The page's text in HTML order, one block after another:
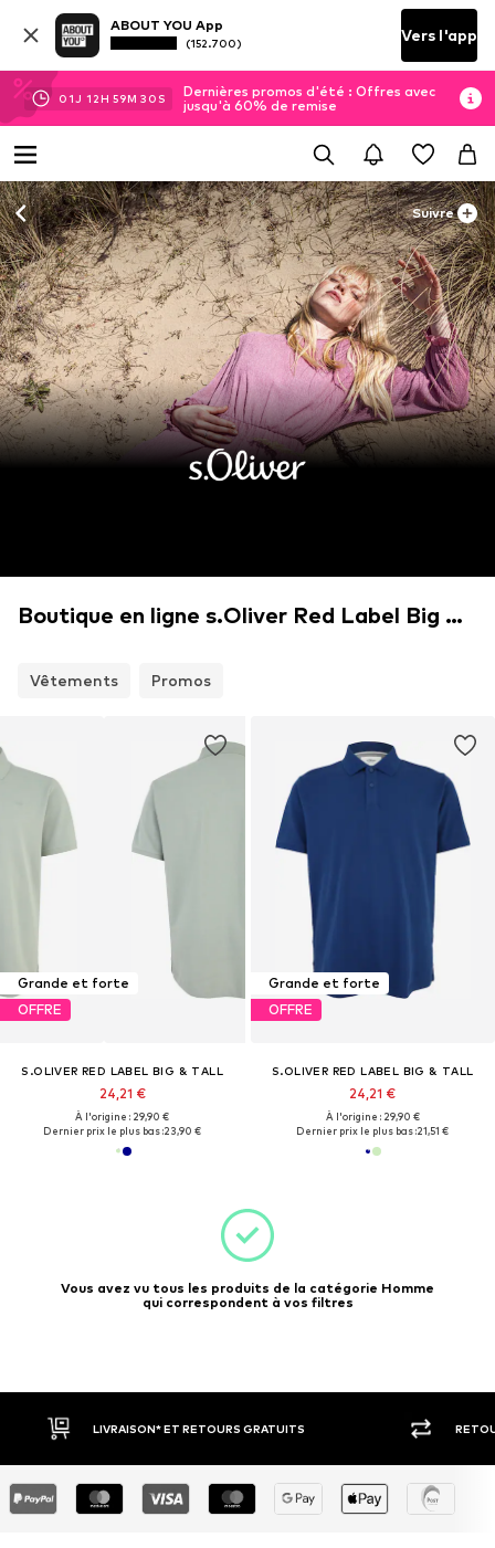
ABOUT YOU App
(152.700) Vers l'app
01J 12H 59M 29 S
Dernières promos d'été : Offres avec
jusqu'à 60% de remise
Suivre
Boutique en ligne s.Oliver Red Label Big & Tall
Vêtements Promos
Grande et forte
OFFRE
S.OLIVER RED LABEL BIG & TALL
24,21 €
À l'origine : 29,90 €
Dernier prix le plus bas :23,90 €
Grande et forte
OFFRE
S.OLIVER RED LABEL BIG & TALL
24,21 €
À l'origine : 29,90 €
Dernier prix le plus bas :21,51 €
Vous avez vu tous les produits de la catégorie Homme
qui correspondent à vos filtres
LIVRAISON* ET RETOURS GRATUITS